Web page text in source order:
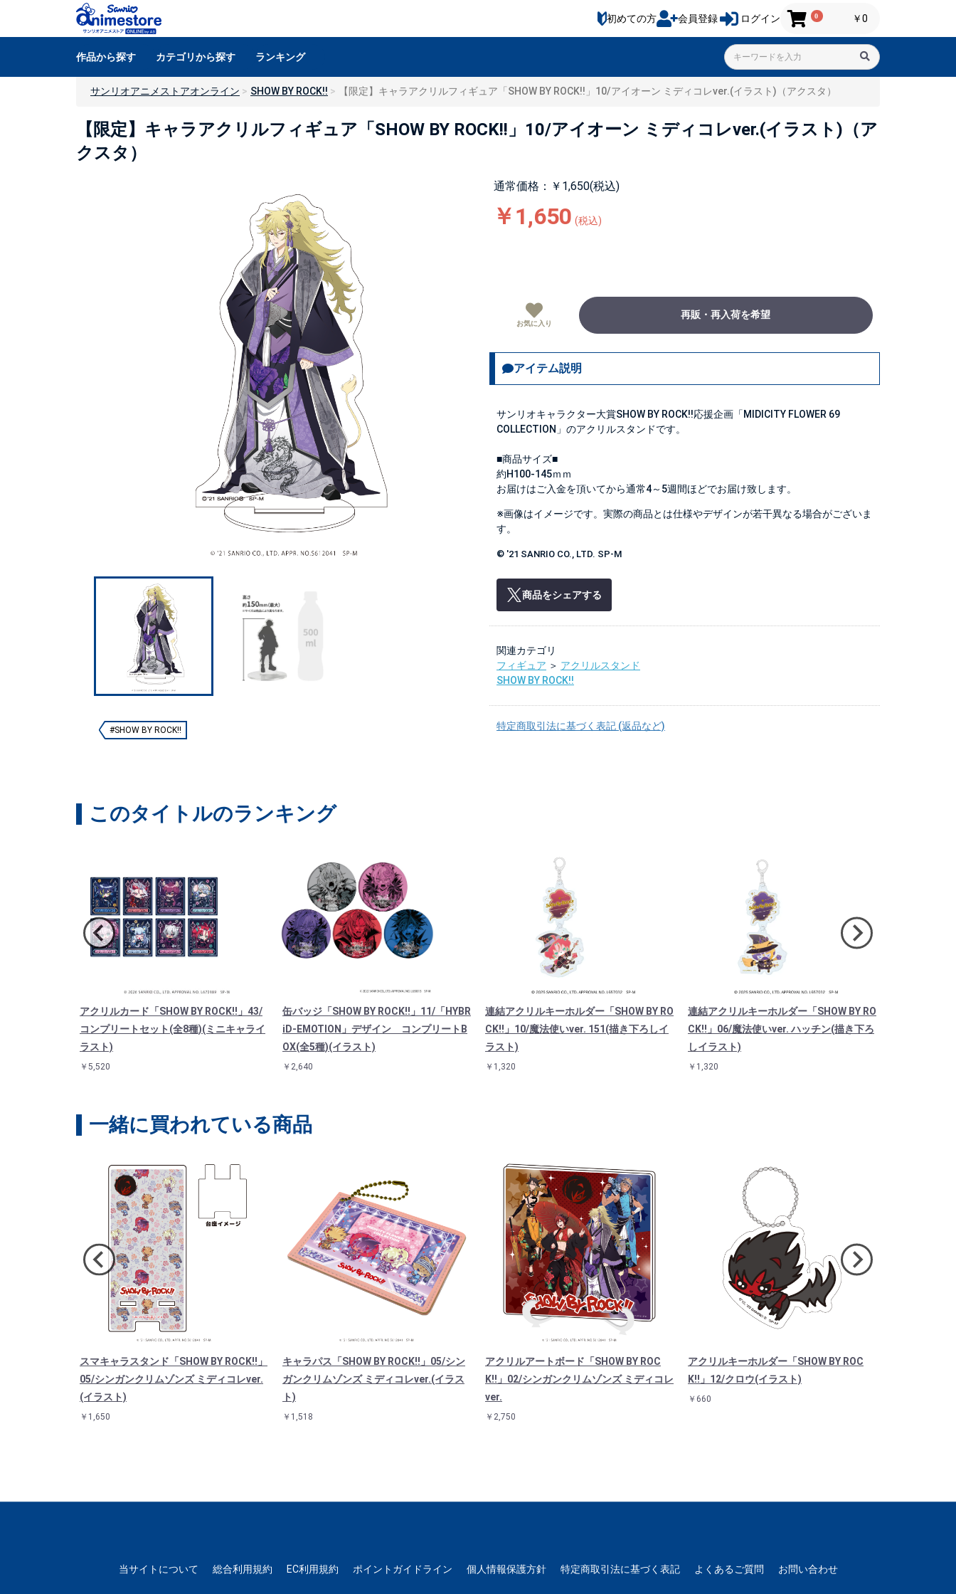
初めての方 会員登録 ログイン 0 ￥0
作品から探す カテゴリから探す ランキング
サンリオアニメストアオンライン SHOW BY ROCK!! 【限定】キャラアクリルフィギュア「SHOW BY ROCK!!」10/アイオーン ミディコレver.(イラスト)（アクスタ）
【限定】キャラアクリルフィギュア「SHOW BY ROCK!!」10/アイオーン ミディコレver.(イラスト)（ア
クスタ）
#SHOW BY ROCK!!
通常価格：￥1,650(税込)
￥1,650 (税込)
お気に入り
再販・再入荷を希望
アイテム説明
サンリオキャラクター大賞SHOW BY ROCK!!応援企画「MIDICITY FLOWER 69
COLLECTION」のアクリルスタンドです。
■商品サイズ■
約H100-145ｍｍ
お届けはご入金を頂いてから通常4～5週間ほどでお届け致します。
※画像はイメージです。実際の商品とは仕様やデザインが若干異なる場合がございま
す。
© '21 SANRIO CO., LTD. SP-M
商品をシェアする
関連カテゴリ
フィギュア ＞ アクリルスタンド
SHOW BY ROCK!!
特定商取引法に基づく表記 (返品など)
このタイトルのランキング
アクリルカード「SHOW BY ROCK!!」43/
コンプリートセット(全8種)(ミニキャライ
ラスト)
￥5,520
缶バッジ「SHOW BY ROCK!!」11/「HYBR
iD-EMOTION」デザイン コンプリートB
OX(全5種)(イラスト)
￥2,640
連結アクリルキーホルダー「SHOW BY RO
CK!!」10/魔法使いver. 151(描き下ろしイ
ラスト)
￥1,320
連結アクリルキーホルダー「SHOW BY RO
CK!!」06/魔法使いver. ハッチン(描き下ろ
しイラスト)
￥1,320
一緒に買われている商品
スマキャラスタンド「SHOW BY ROCK!!」
05/シンガンクリムゾンズ ミディコレver.
(イラスト)
￥1,650
キャラパス「SHOW BY ROCK!!」05/シン
ガンクリムゾンズ ミディコレver.(イラス
ト)
￥1,518
アクリルアートボード「SHOW BY ROC
K!!」02/シンガンクリムゾンズ ミディコレ
ver.
￥2,750
アクリルキーホルダー「SHOW BY ROC
K!!」12/クロウ(イラスト)
￥660
当サイトについて 総合利用規約 EC利用規約 ポイントガイドライン 個人情報保護方針 特定商取引法に基づく表記 よくあるご質問 お問い合わせ